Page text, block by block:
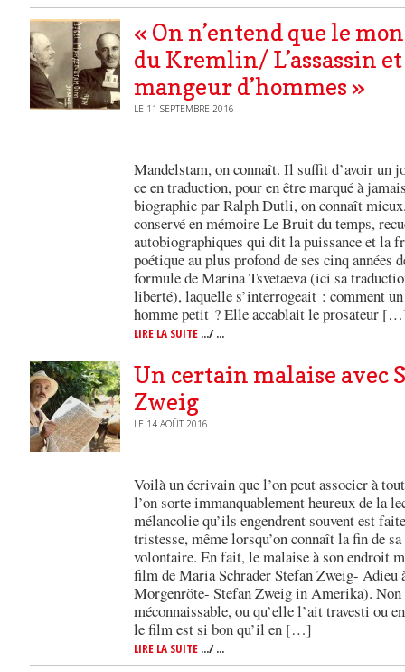
« On n’entend que le
du Kremlin/ L’assassin
mangeur d’hommes »
LE 11 SEPTEMBRE 2016
Mandelstam, on connaît. Il suffit d’avoir un
ce en traduction, pour en être marqué à
biographie par Ralph Dutli, on connaît
conservé en mémoire Le Bruit du temps,
autobiographiques qui dit la puissance et la
poétique au plus profond de ses cinq années
formule de Marina Tsvetaeva (ici sa
liberté), laquelle s’interrogeait : comment
homme petit ? Elle accablait le prosateur
LIRE LA SUITE .../ ...
Un certain malaise avec
Zweig
LE 14 AOÛT 2016
Voilà un écrivain que l’on peut associer à
l’on sorte immanquablement heureux de la
mélancolie qu’ils engendrent souvent est
tristesse, même lorsqu’on connaît la fin de
volontaire. En fait, le malaise à son endroit
film de Maria Schrader Stefan Zweig- Adieu
Morgenröte- Stefan Zweig in Amerika). Non
méconnaissable, ou qu’elle l’ait travesti ou
le film est si bon qu’il en […]
LIRE LA SUITE .../ ...